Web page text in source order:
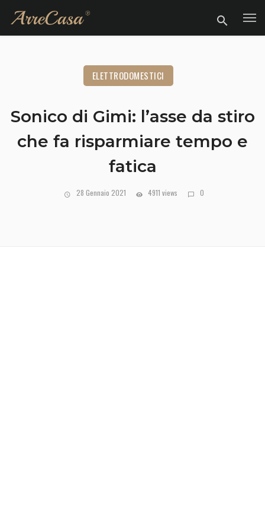
ELETTRODOMESTICI
Sonico di Gimi: l’asse da stiro
che fa risparmiare tempo e
fatica
28 Gennaio 2021 4911 views 0